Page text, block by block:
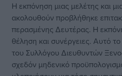
Η εκπόνηση μιας μελέτης και
ακολουθούν προβλήθηκε
περασμένης Δευτέρας. Η
θέληση και συνέργειες. Αυτό
του Συλλόγου Διευθυντών
σχεδόν μηδενικό